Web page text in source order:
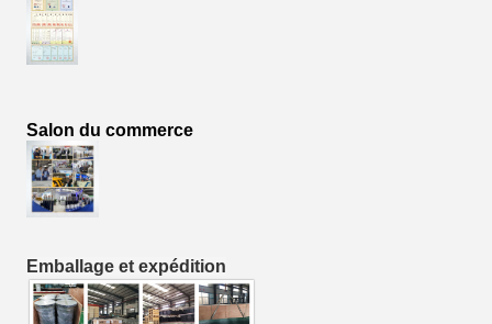
Salon du commerce
Emballage et expédition